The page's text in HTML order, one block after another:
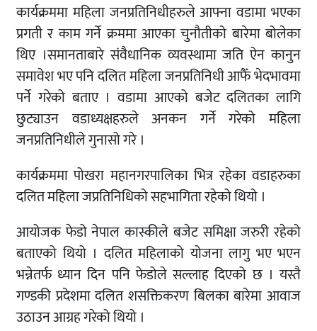
कार्यक्रममा महिला जनप्रतिनिधीहरुले आफ्ना वडामा भएका
प्रगती र काम गर्ने क्रममा आएका चुनौतीको बारेमा बोलेका
थिए ।समानताबारे संवैधानिक व्यवस्थामा जति ऐन कानुन
समावेश भए पनि दलित महिला जनप्रतिनिधी आफैँ भेदभावमा
पर्ने गरेको बताए । वडामा आएको बजेट दलितका लागि
छुट्याउन वडाध्यक्षहरुले अनकन गर्ने गरेको महिला
जनप्रतिनिधीले गुनासो गरे ।
कार्यक्रममा पोखरा महानगरपालिका भित्र रहेका वडाहरुका
दलित महिला जप्रतिनिधिको सहभागिता रहेको थियो ।
आयोजक फेडो नेपाल कास्कीले बजेट समिक्षा जरुरी रहेको
बताएको थियो । दलित महिलाको योजना लागु भए भएन
भन्नेतर्फ ध्यान दिन पनि फेडोले सल्लाह दिएको छ । यस्तै
गण्डकी प्रदेशमा दलित शसक्तिकरण बिलका बारेमा आवाज
उठाउन आग्रह गरेको थियो ।